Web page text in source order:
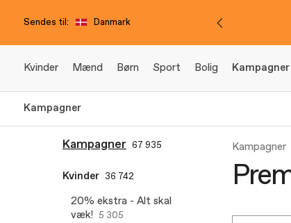
Sendes til: Danmark
Kvinder Mænd Børn Sport Bolig Kampagner
Kampagner
Kampagner 67 935
Kvinder 36 742
20% ekstra - Alt skal
væk! 5 305
Kampagner